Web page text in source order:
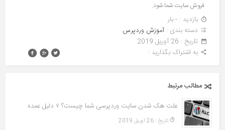
فروش سایت شما شود.
بازدید : - بار
دسته بندی :آموزش وردپرس
تاريخ : 26 آوریل 2019
به اشتراک بگذارید :
مطالب مرتبط
علت هک شدن سایت وردپرسی شما چیست؟ ۷ دلیل عمده
تاريخ : 26 آوریل 2019